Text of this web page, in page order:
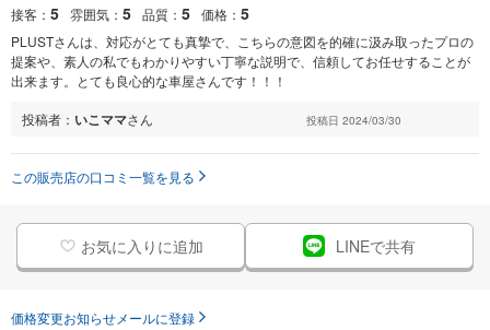
接客： 5 雰囲気： 5 品質： 5 価格： 5
PLUSTさんは、対応がとても真摯で、こちらの意図を的確に汲み取ったプロの
提案や、素人の私でもわかりやすい丁寧な説明で、信頼してお任せすることが
出来ます。とても良心的な車屋さんです！！！
投稿者： いこママさん 投稿日 2024/03/30
この販売店の口コミ一覧を見る
お気に入りに追加 LINEで共有
価格変更お知らせメールに登録